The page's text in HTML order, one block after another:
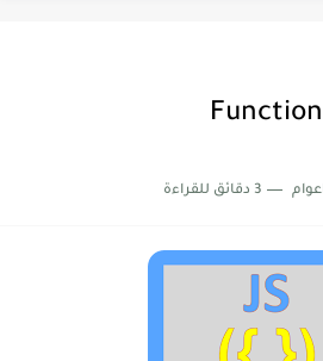
3 دقائق للقراءة